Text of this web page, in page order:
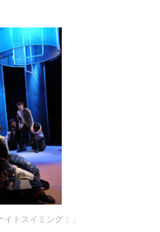
トスイミング：」